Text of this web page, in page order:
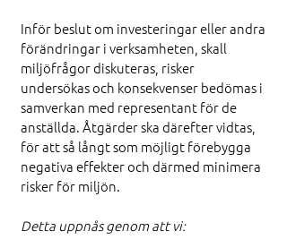
Inför beslut om investeringar eller andra
förändringar i verksamheten, skall
miljöfrågor diskuteras, risker
undersökas och konsekvenser bedömas i
samverkan med representant för de
anställda. Åtgärder ska därefter vidtas,
för att så långt som möjligt förebygga
negativa effekter och därmed minimera
risker för miljön.
Detta uppnås genom att vi: